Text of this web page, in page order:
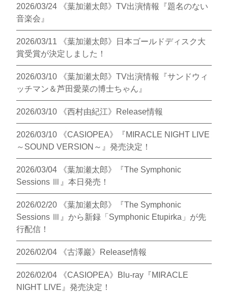
2026/03/24
《葉加瀬太郎》TV出演情報『題名のない
音楽会』
2026/03/11
《葉加瀬太郎》日本ゴールドディスク大
賞受賞が決定しました！
2026/03/10
《葉加瀬太郎》TV出演情報『サンドウィ
ッチマン＆芦田愛菜の博士ちゃん』
2026/03/10 《西村由紀江》Release情報
2026/03/10
《CASIOPEA》『MIRACLE NIGHT LIVE
～SOUND VERSION～』発売決定！
2026/03/04
《葉加瀬太郎》『The Symphonic
Sessions Ⅲ』本日発売！
2026/02/20
《葉加瀬太郎》『The Symphonic
Sessions Ⅲ』から新録「Symphonic Etupirka」が先
行配信！
2026/02/04 《古澤巖》Release情報
2026/02/04
《CASIOPEA》Blu-ray『MIRACLE
NIGHT LIVE』発売決定！